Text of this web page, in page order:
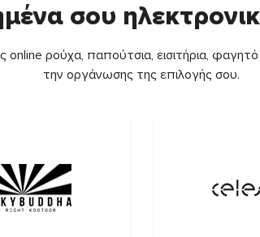
σου
ρούχα, παπούτσια, εισιτήρια, φαγητό
την οργάνωσης της επιλογής σου.